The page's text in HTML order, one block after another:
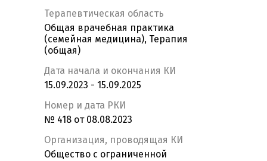
Терапевтическая область
Общая врачебная практика
(семейная медицина), Терапия
(общая)
Дата начала и окончания КИ
15.09.2023 - 15.09.2025
Номер и дата РКИ
№ 418 от 08.08.2023
Организация, проводящая КИ
Общество с ограниченной